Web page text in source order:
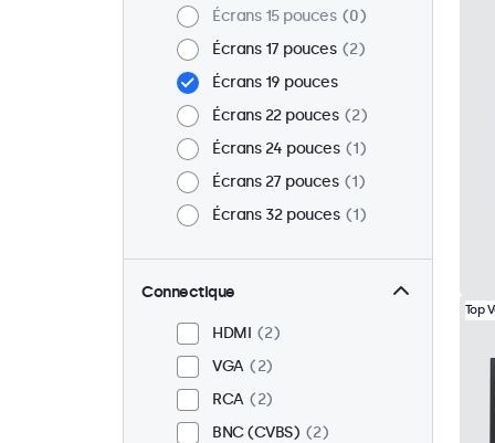
Écrans 15 pouces
0
Écrans 17 pouces
2
Écrans 19 pouces
Écrans 22 pouces
2
Écrans 24 pouces
1
Écrans 27 pouces
1
Écrans 32 pouces
1
Connectique
HDMI
2
VGA
2
RCA
2
BNC (CVBS)
2
Top